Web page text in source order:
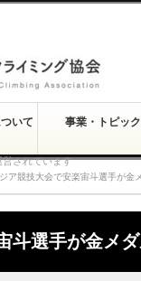
されています
いて 事業・トピッ
ア競技大会で安楽宙斗選手が金
斗選手が金メ